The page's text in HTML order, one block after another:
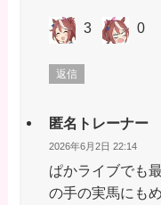
3 0
返信
匿名トレーナー
2026年6月2日 22:14
ぱかライブでも
の手の実馬にも